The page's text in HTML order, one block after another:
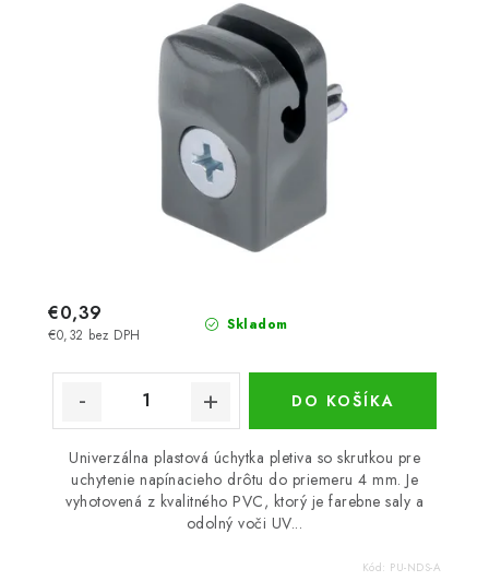
Skladom
€0,32 bez DPH
€0,39
DO KOŠÍKA
Univerzálna plastová úchytka pletiva so skrutkou pre
uchytenie napínacieho drôtu do priemeru 4 mm. Je
vyhotovená z kvalitného PVC, ktorý je farebne saly a
odolný voči UV...
Kód: PU-NDS-A